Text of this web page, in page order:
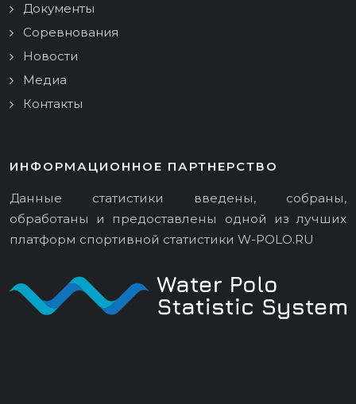
Документы
Соревнования
Новости
Медиа
Контакты
ИНФОРМАЦИОННОЕ ПАРТНЕРСТВО
Данные статистики введены, собраны,
обработаны и предоставлены одной из лучших
платформ спортивной статистики W-POLO.RU